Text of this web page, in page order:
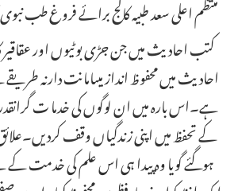
منتظم اعلی سعد طبیہ کالج برائے فروغ طب نبوی
کتب احادیث میں جن جڑی بوٹیوں اور عقاقیر
احادیث میں محفوظ انداز میںامانت دارنہ
ہے۔اس بارہ میں ان لوگوں کی خدما ت
کے تحفظ میں اپنی زندگیاں وقف
ہوگئے گویا وہ پیدا ہی اس علم کی خدمت